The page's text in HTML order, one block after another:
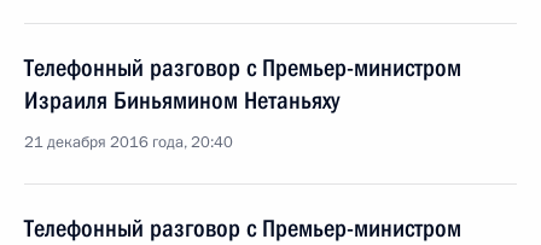
Телефонный разговор с Премьер-министром
Израиля Биньямином Нетаньяху
21 декабря 2016 года, 20:40
Телефонный разговор с Премьер-министром